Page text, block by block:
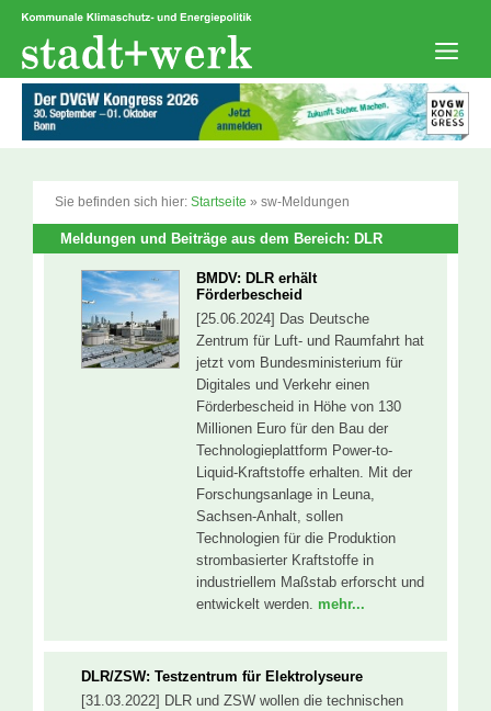
Zum
springen
Sie befinden sich hier: Startseite » sw-Meldungen
Meldungen und Beiträge aus dem Bereich: DLR
BMDV: DLR erhält
Förderbescheid
[25.06.2024] Das Deutsche
Zentrum für Luft- und Raumfahrt hat
jetzt vom Bundesministerium für
Digitales und Verkehr einen
Förderbescheid in Höhe von 130
Millionen Euro für den Bau der
Technologieplattform Power-to-
Liquid-Kraftstoffe erhalten. Mit der
Forschungsanlage in Leuna,
Sachsen-Anhalt, sollen
Technologien für die Produktion
strombasierter Kraftstoffe in
industriellem Maßstab erforscht und
entwickelt werden. mehr...
DLR/ZSW: Testzentrum für Elektrolyseure
[31.03.2022] DLR und ZSW wollen die technischen